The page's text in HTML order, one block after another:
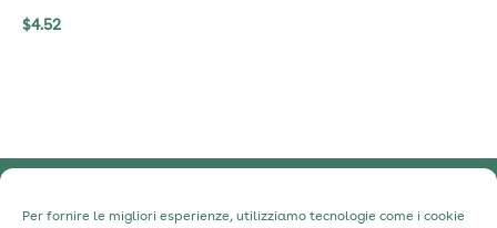
Per fornire le migliori esperienze, utilizziamo tecnologie come i cookie
$4.52
Informativa sulla Privacy